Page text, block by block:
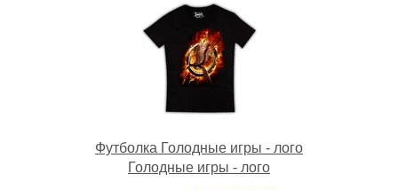
Футболка Голодные игры - лого
Голодные игры - лого